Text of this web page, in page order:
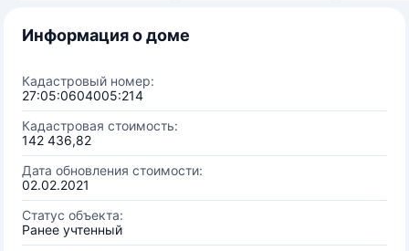
Информация о доме
Кадастровый номер:
27:05:0604005:214
Кадастровая стоимость:
142 436,82
Дата обновления стоимости:
02.02.2021
Статус объекта:
Ранее учтенный